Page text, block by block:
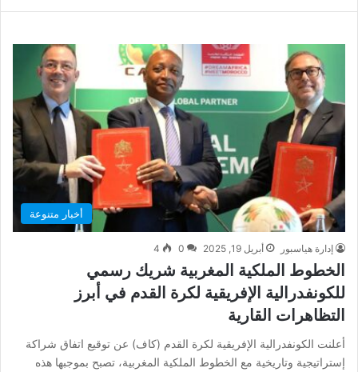
أخبار متنوعة
إدارة هياسبور أبريل 19, 2025 0
4
الخطوط الملكية المغربية شريك رسمي
للكونفدرالية الإفريقية لكرة القدم في أبرز
التظاهرات القارية
أعلنت الكونفدرالية الإفريقية لكرة القدم (كاف) عن توقيع اتفاق شراكة
إستراتيجية وتاريخية مع الخطوط الملكية المغربية، تصبح بموجبها هذه